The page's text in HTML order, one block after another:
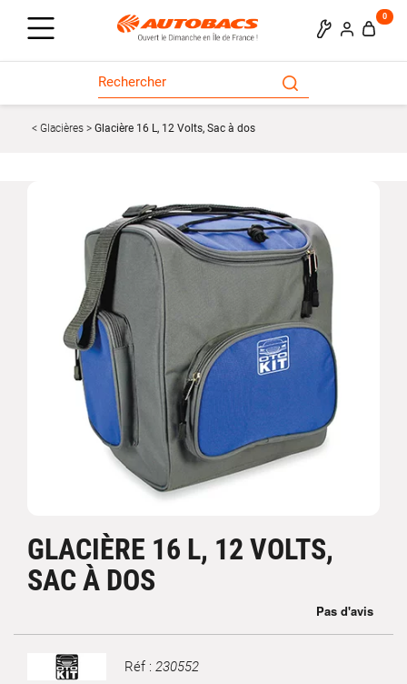
0
Glacières Glacière 16 L, 12 Volts, Sac à dos
GLACIÈRE 16 L, 12 VOLTS,
SAC À DOS
Marque Réf : 230552